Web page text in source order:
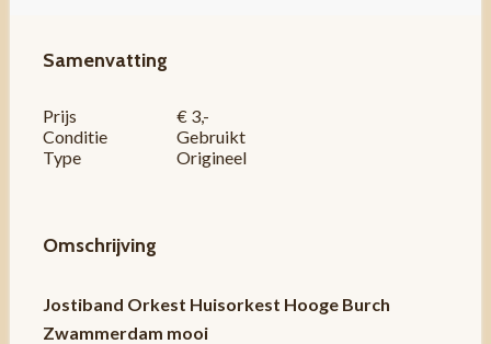
Samenvatting
Prijs
€ 3,-
Conditie
Gebruikt
Type
Origineel
Omschrijving
Jostiband Orkest Huisorkest Hooge Burch
Zwammerdam mooi